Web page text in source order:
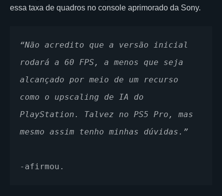
essa taxa de quadros no console aprimorado da Sony.
“Não acredito que a versão inicial
rodará a 60 FPS, a menos que seja
alcançado por meio de um recurso
como o upscaling de IA do
PlayStation. Talvez no PS5 Pro, mas
mesmo assim tenho minhas dúvidas.”
-afirmou.